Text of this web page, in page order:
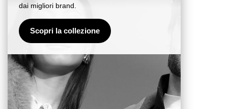
dai migliori brand.
Scopri la collezione